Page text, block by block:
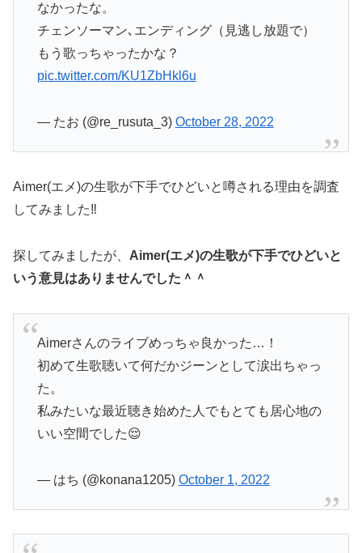
なかったな。
チェンソーマン､エンディング（見逃し放題で）
もう歌っちゃったかな？
pic.twitter.com/KU1ZbHkl6u
— たお (@re_rusuta_3) October 28, 2022
Aimer(エメ)の生歌が下手でひどいと噂される理由を調査
してみました‼︎
探してみましたが、 Aimer(エメ)の生歌が下手でひどいと
いう意見はありませんでした＾＾
Aimerさんのライブめっちゃ良かった…！
初めて生歌聴いて何だかジーンとして涙出ちゃっ
た。
私みたいな最近聴き始めた人でもとても居心地の
いい空間でした😌
— はち (@konana1205) October 1, 2022